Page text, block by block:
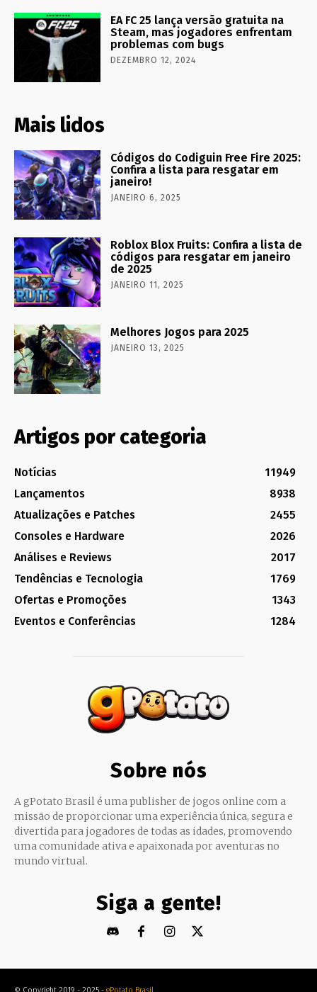
EA FC 25 lança versão gratuita na
Steam, mas jogadores enfrentam
problemas com bugs
DEZEMBRO 12, 2024
Mais lidos
Códigos do Codiguin Free Fire 2025:
Confira a lista para resgatar em
janeiro!
JANEIRO 6, 2025
Roblox Blox Fruits: Confira a lista de
códigos para resgatar em janeiro
de 2025
JANEIRO 11, 2025
Melhores Jogos para 2025
JANEIRO 13, 2025
Artigos por categoria
Notícias
11949
Lançamentos
8938
Atualizações e Patches
2455
Consoles e Hardware
2026
Análises e Reviews
2017
Tendências e Tecnologia
1769
Ofertas e Promoções
1343
Eventos e Conferências
1284
Sobre nós
A gPotato Brasil é uma publisher de jogos online com a
missão de proporcionar uma experiência única, segura e
divertida para jogadores de todas as idades, promovendo
uma comunidade ativa e apaixonada por aventuras no
mundo virtual.
Siga a gente!
© Copyright 2019 - 2025 - gPotato Brasil